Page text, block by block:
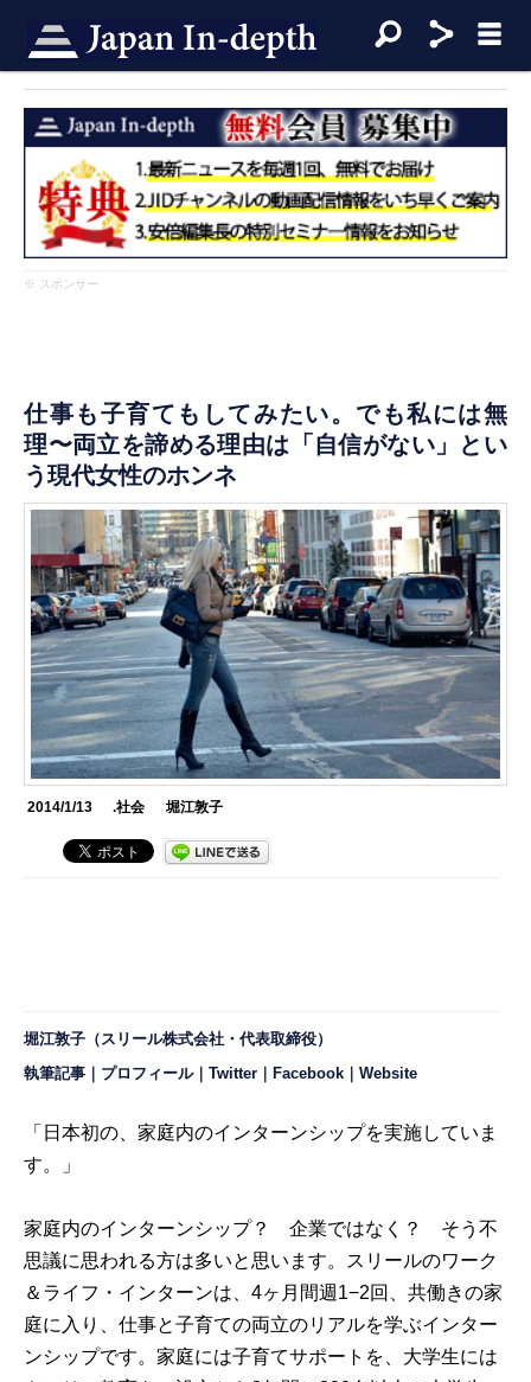
※ スポンサー
仕事も子育てもしてみたい。でも私には無
理〜両立を諦める理由は「自信がない」とい
う現代女性のホンネ
2014/1/13 .社会 堀江敦子
堀江敦子（スリール株式会社・代表取締役）
執筆記事
プロフィール｜Twitter Facebook ｜Website
「日本初の、家庭内のインターンシップを実施していま
す。」
家庭内のインターンシップ？ 企業ではなく？ そう不
思議に思われる方は多いと思います。スリールのワーク
＆ライフ・インターンは、4ヶ月間週1−2回、共働きの家
庭に入り、仕事と子育ての両立のリアルを学ぶインター
ンシップです。家庭には子育てサポートを、大学生には